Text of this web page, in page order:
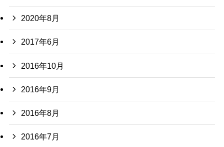
2020年8月
2017年6月
2016年10月
2016年9月
2016年8月
2016年7月